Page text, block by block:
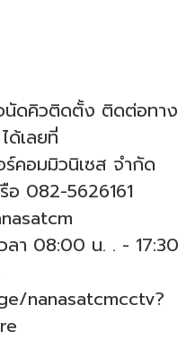
นัดคิวติดตั้ง ติดต่อทาง
ด้เลยที่
คอมมิวนิเซส จำกัด
อ 082-5626161
ลา 08:00 น. . - 17:30
nanasatcmcctv?